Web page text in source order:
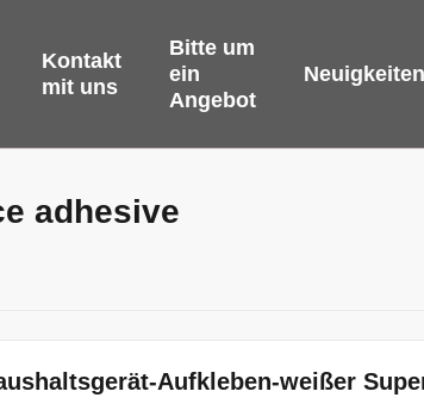
Kontakt
mit uns
Bitte um
ein
Angebot
Neuigkeiten
adhesive
Aufkleben-weißer